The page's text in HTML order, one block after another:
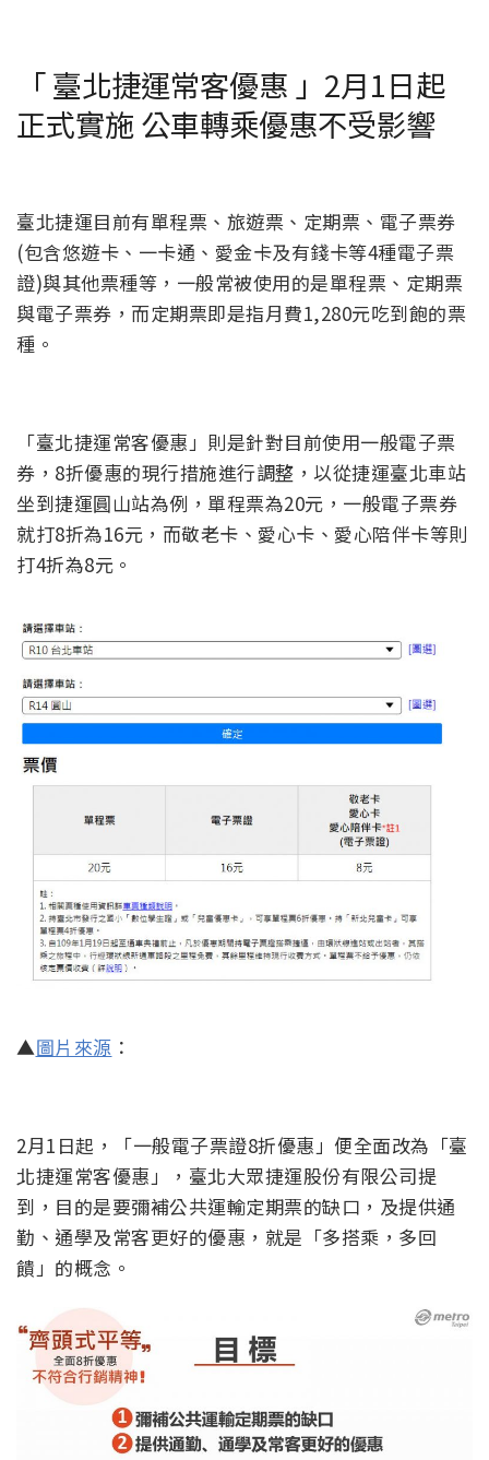
「 臺北捷運常客優惠 」2月1日起
正式實施 公車轉乘優惠不受影響
臺北捷運目前有單程票、旅遊票、定期票、電子票券
(包含悠遊卡、一卡通、愛金卡及有錢卡等4種電子票
證)與其他票種等，一般常被使用的是單程票、定期票
與電子票券，而定期票即是指月費1,280元吃到飽的票
種。
「臺北捷運常客優惠」則是針對目前使用一般電子票
券，8折優惠的現行措施進行調整，以從捷運臺北車站
坐到捷運圓山站為例，單程票為20元，一般電子票券
就打8折為16元，而敬老卡、愛心卡、愛心陪伴卡等則
打4折為8元。
▲圖片來源 ：
2月1日起，「一般電子票證8折優惠」便全面改為「臺
北捷運常客優惠」，臺北大眾捷運股份有限公司提
到，目的是要彌補公共運輸定期票的缺口，及提供通
勤、通學及常客更好的優惠，就是「多搭乘，多回
饋」的概念。